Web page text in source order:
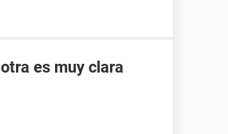
es muy clara